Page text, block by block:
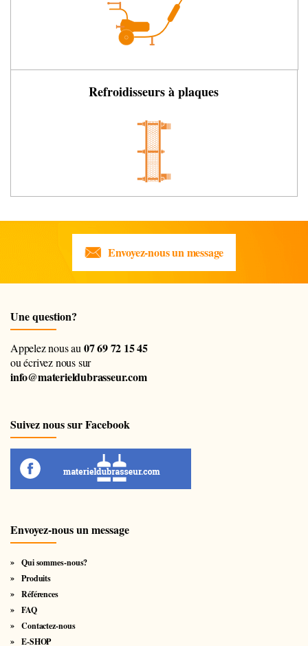
Refroidisseurs à plaques
Envoyez-nous un message
Une question?
Appelez nous au 07 69 72 15 45
ou écrivez nous sur
info@materieldubrasseur.com
Suivez nous sur Facebook
Envoyez-nous un message
Qui sommes-nous?
Produits
Références
FAQ
Contactez-nous
E-SHOP